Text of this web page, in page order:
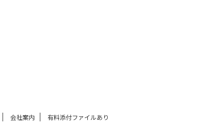
会社案内 有料添付ファイルあり